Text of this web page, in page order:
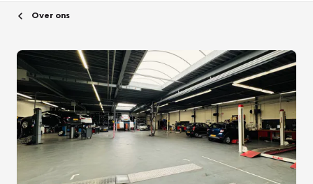
Over ons